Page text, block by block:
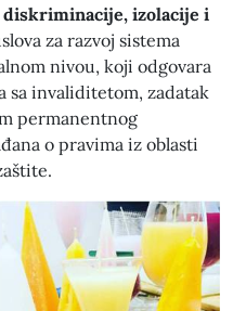
izolacije i
za razvoj sistema
nivou, koji odgovara
sa invaliditetom, zadatak
permanentnog
o pravima iz oblasti